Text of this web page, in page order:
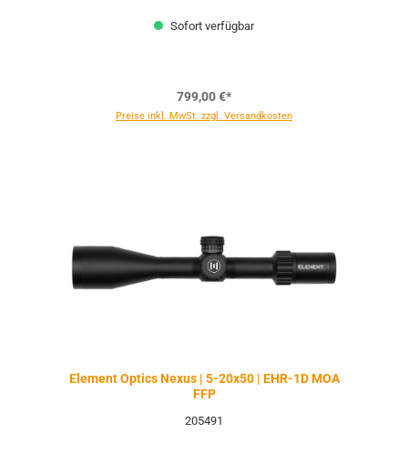
Sofort verfügbar
799,00 €*
Preise inkl. MwSt. zzgl. Versandkosten
Element Optics Nexus | 5-20x50 | EHR-1D MOA
FFP
205491